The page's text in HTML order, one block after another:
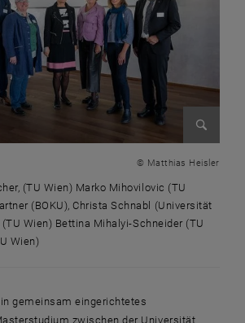
© Matthias Heisler
(TU Wien) Marko Mihovilovic (TU
(BOKU), Christa Schnabl (Universität
(TU Wien) Bettina Mihalyi-Schneider (TU
Wien)
gemeinsam eingerichtetes
studium zwischen der Universität